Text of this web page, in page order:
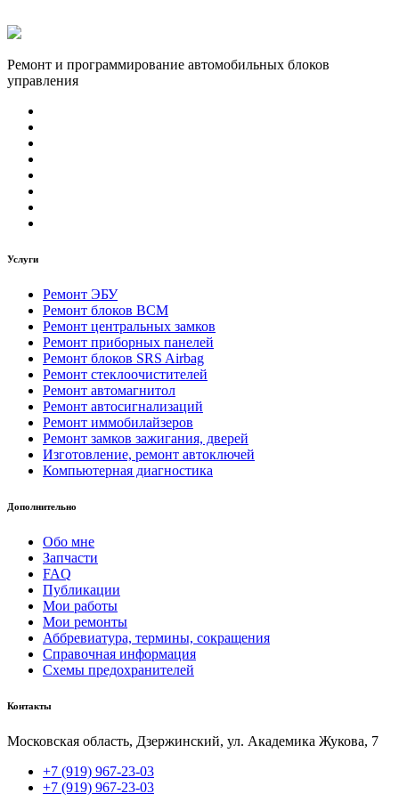
Ремонт и программирование автомобильных блоков
управления
Услуги
Ремонт ЭБУ
Ремонт блоков BCМ
Ремонт центральных замков
Ремонт приборных панелей
Ремонт блоков SRS Airbag
Ремонт стеклоочистителей
Ремонт автомагнитол
Ремонт автосигнализаций
Ремонт иммобилайзеров
Ремонт замков зажигания, дверей
Изготовление, ремонт автоключей
Компьютерная диагностика
Дополнительно
Обо мне
Запчасти
FAQ
Публикации
Мои работы
Мои ремонты
Аббревиатура, термины, сокращения
Справочная информация
Схемы предохранителей
Контакты
Московская область, Дзержинский, ул. Академика Жукова, 7
+7 (919) 967-23-03
+7 (919) 967-23-03